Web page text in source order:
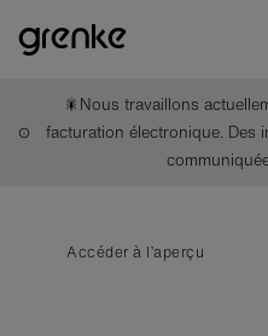
🎇Nous travaillons
facturation électronique. Des
Accéder à l’aperçu